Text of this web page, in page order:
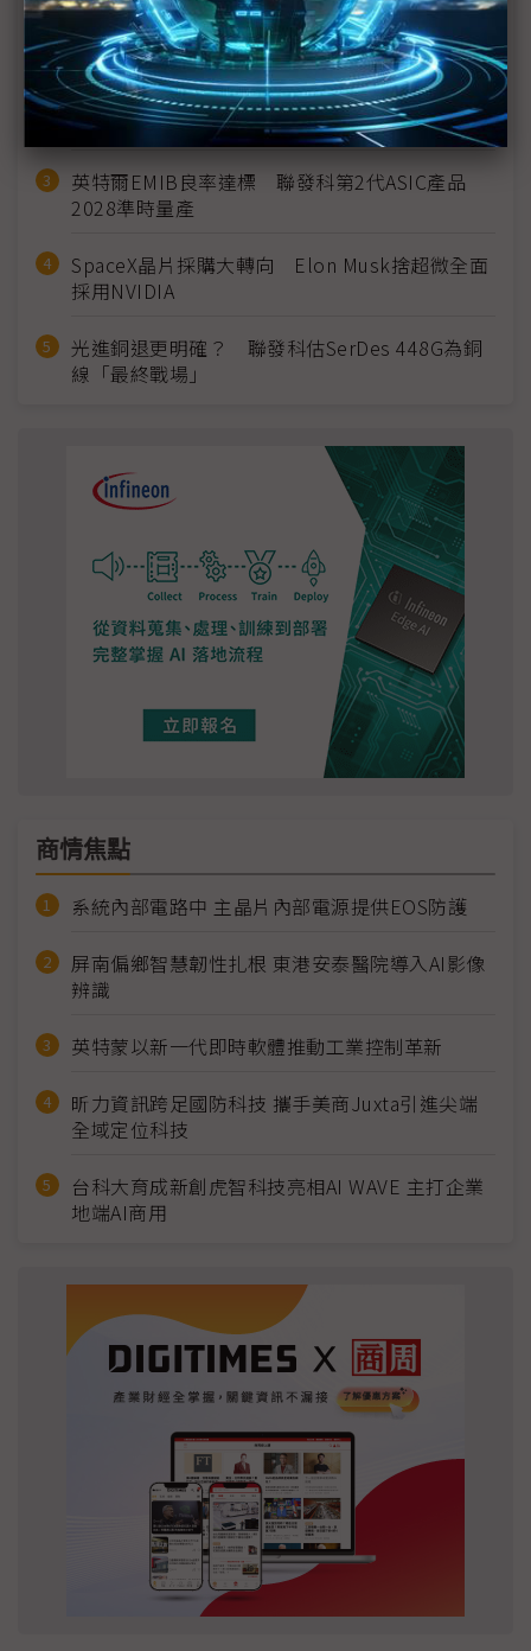
MLCC訂單過熱、出貨比創高 村田示警全球AI基
建熱潮將趨緩
2027全年記憶體產能提前售罄 買家「祕而不
宣」只怕買不夠
英特爾EMIB良率達標 聯發科第2代ASIC產品
2028準時量產
SpaceX晶片採購大轉向 Elon Musk捨超微全面
採用NVIDIA
光進銅退更明確？ 聯發科估SerDes 448G為銅
線「最終戰場」
商情焦點
系統內部電路中 主晶片內部電源提供EOS防護
屏南偏鄉智慧韌性扎根 東港安泰醫院導入AI影像
辨識
英特蒙以新一代即時軟體推動工業控制革新
昕力資訊跨足國防科技 攜手美商Juxta引進尖端
全域定位科技
台科大育成新創虎智科技亮相AI WAVE 主打企業
地端AI商用